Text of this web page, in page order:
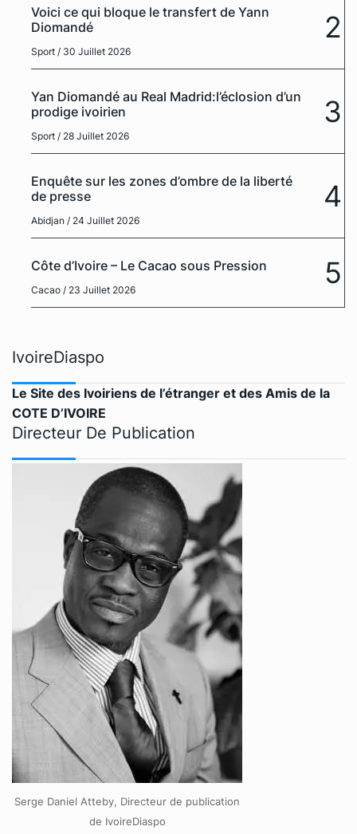
Voici ce qui bloque le transfert de Yann
Diomandé
Sport / 30 Juillet 2026
2
Yan Diomandé au Real Madrid:l’éclosion d’un
prodige ivoirien
Sport / 28 Juillet 2026
3
Enquête sur les zones d’ombre de la liberté
de presse
Abidjan / 24 Juillet 2026
4
Côte d’Ivoire – Le Cacao sous Pression
Cacao / 23 Juillet 2026 5
IvoireDiaspo
Le Site des Ivoiriens de l’étranger et des Amis de la
COTE D’IVOIRE
Directeur De Publication
Serge Daniel Atteby, Directeur de publication
de IvoireDiaspo